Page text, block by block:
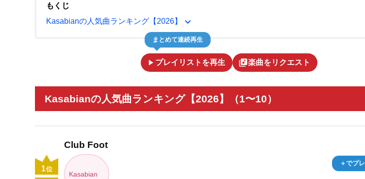
もくじ
Kasabianの人気曲ランキング【2026】
expand_more
play_arrow プレイリストを再生
まとめて連続再生
library_music楽曲をリクエスト
Kasabianの人気曲ランキング【2026】（1〜10）
＋でプ
Club Foot
Kasabian
1位